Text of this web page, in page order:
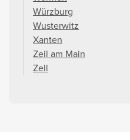
Würzburg
Wusterwitz
Xanten
Zeil am Main
Zell